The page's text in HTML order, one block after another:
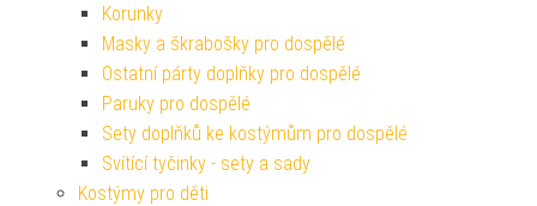
Korunky
Masky a škrabošky pro dospělé
Ostatní párty doplňky pro dospělé
Paruky pro dospělé
Sety doplňků ke kostýmům pro dospělé
Svítící tyčinky - sety a sady
Kostýmy pro děti